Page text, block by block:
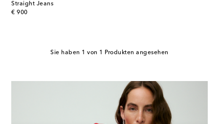
Straight Jeans
€ 900
original price
Sie haben 1 von 1 Produkten angesehen